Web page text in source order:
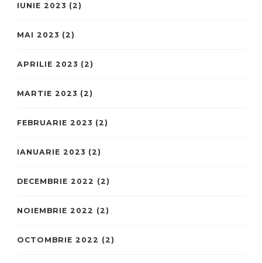
IUNIE 2023 (2)
MAI 2023 (2)
APRILIE 2023 (2)
MARTIE 2023 (2)
FEBRUARIE 2023 (2)
IANUARIE 2023 (2)
DECEMBRIE 2022 (2)
NOIEMBRIE 2022 (2)
OCTOMBRIE 2022 (2)